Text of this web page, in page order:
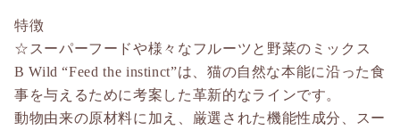
特徴
☆スーパーフードや様々なフルーツと野菜のミックス
B Wild “Feed the instinct”は、猫の自然な本能に沿った食
事を与えるために考案した革新的なラインです。
動物由来の原材料に加え、厳選された機能性成分、スー